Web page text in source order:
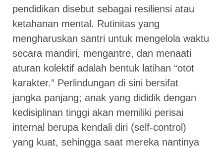
pendidikan disebut sebagai resiliensi atau
ketahanan mental. Rutinitas yang
mengharuskan santri untuk mengelola waktu
secara mandiri, mengantre, dan menaati
aturan kolektif adalah bentuk latihan “otot
karakter.” Perlindungan di sini bersifat
jangka panjang; anak yang dididik dengan
kedisiplinan tinggi akan memiliki perisai
internal berupa kendali diri (self-control)
yang kuat, sehingga saat mereka nantinya